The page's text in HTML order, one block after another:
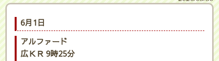
6月1日
アルファード
広ＫＲ 9時25分